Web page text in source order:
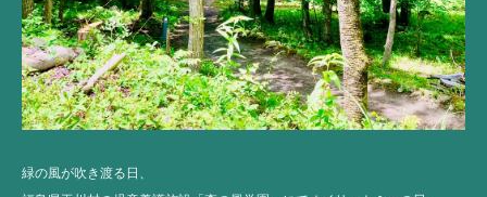
緑の風が吹き渡る日、